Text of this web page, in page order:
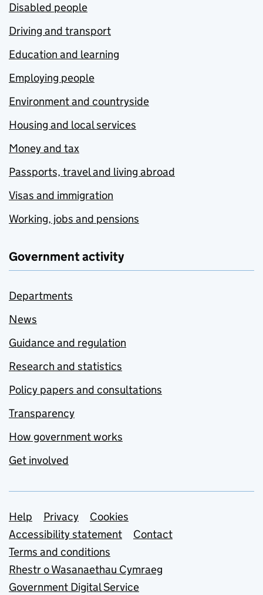
Disabled people
Driving and transport
Education and learning
Employing people
Environment and countryside
Housing and local services
Money and tax
Passports, travel and living abroad
Visas and immigration
Working, jobs and pensions
Government activity
Departments
News
Guidance and regulation
Research and statistics
Policy papers and consultations
Transparency
How government works
Get involved
Support links
Help Privacy
Cookies
Accessibility statement
Contact
Terms and conditions
Rhestr o Wasanaethau Cymraeg
Government Digital Service